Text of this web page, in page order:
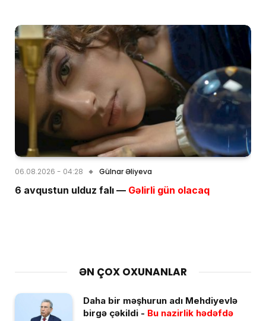
06.08.2026 - 04:28 Gülnar Əliyeva
6 avqustun ulduz falı — Gəlirli gün olacaq
ƏN ÇOX OXUNANLAR
Daha bir məşhurun adı Mehdiyevlə
birgə çəkildi - Bu nazirlik hədəfdə